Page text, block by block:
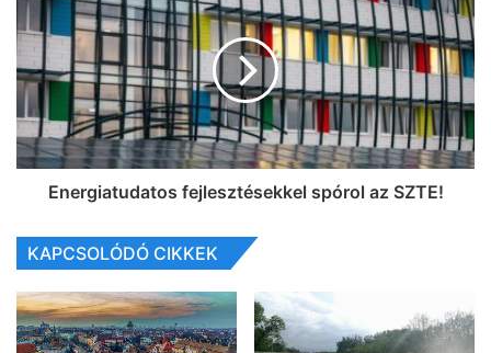
Energiatudatos fejlesztésekkel spórol az SZTE!
KAPCSOLÓDÓ CIKKEK